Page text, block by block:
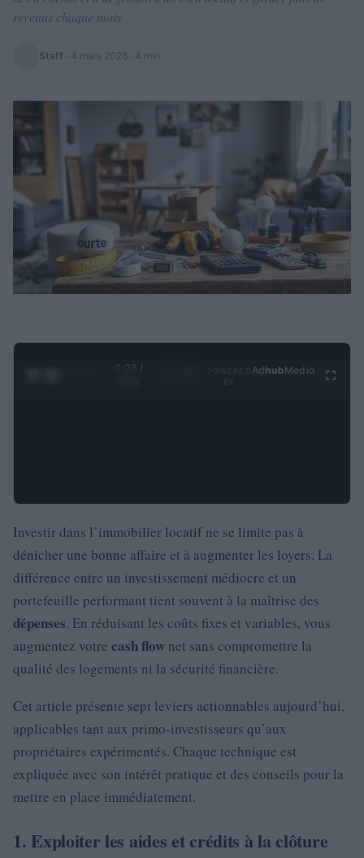
revenus chaque mois
Staff · 4 mars 2026 · 4 min
0:29 /
Ad hubMedia
Investir dans l’immobilier locatif ne se limite pas à
dénicher une bonne affaire et à augmenter les loyers. La
différence entre un investissement médiocre et un
portefeuille performant tient souvent à la maîtrise des
dépenses. En réduisant les coûts fixes et variables, vous
augmentez votre cash flow net sans compromettre la
qualité des logements ni la sécurité financière.
Cet article présente sept leviers actionnables aujourd’hui,
applicables tant aux primo-investisseurs qu’aux
propriétaires expérimentés. Chaque technique est
expliquée avec son intérêt pratique et des conseils pour la
mettre en place immédiatement.
1. Exploiter les aides et crédits à la clôture